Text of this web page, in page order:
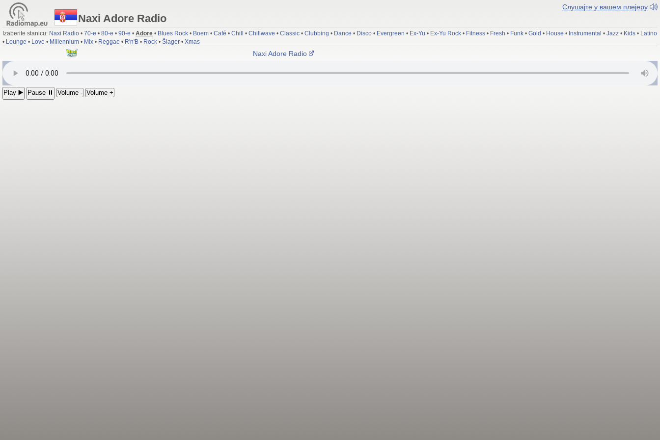
Слушајте у вашем плејеру
Naxi Adore Radio
Izaberite stanicu: Naxi Radio • 70-e • 80-e • 90-e • Adore • Blues Rock • Boem • Café • Chill • Chillwave • Classic • Clubbing • Dance • Disco • Evergreen • Ex-Yu • Ex-Yu Rock • Fitness • Fresh • Funk • Gold • House • Instrumental • Jazz • Kids • Latino
• Lounge • Love • Millennium • Mix • Reggae • R'n'B • Rock • Šlager • Xmas
Naxi Adore Radio
Play ▶️ Pause ⏸ Volume - Volume +